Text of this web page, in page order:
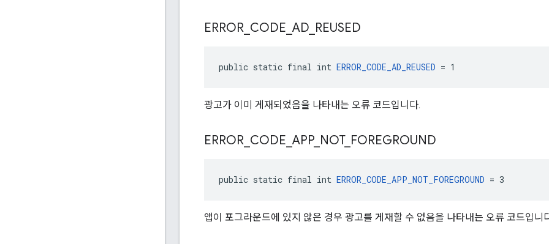
ERROR CODE AD REUSED
public static final int ERROR_CODE_AD_REUSED = 1
광고가 이미 게재되었음을 나타내는 오류 코드입니다.
ERROR CODE APP_ NOT_ FOREGROUND
public static final int ERROR_CODE_APP_NOT_FOREGROUND = 3
앱이 포그라운드에 있지 않은 경우 광고를 게재할 수 없음을 나타내는 오류 코드입니